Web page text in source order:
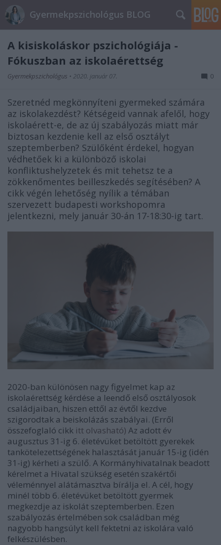
Gyermekpszichológus BLOG
A kisiskoláskor pszichológiája -
Fókuszban az iskolaérettség
Gyermekpszichológus • 2020. január 07. 0
Szeretnéd megkönnyíteni gyermeked számára
az iskolakezdést? Kétségeid vannak afelől, hogy
iskolaérett-e, de az új szabályozás miatt már
biztosan kezdenie kell az első osztályt
szeptemberben? Szülőként érdekel, hogyan
védhetőek ki a különböző iskolai
konfliktushelyzetek és mit tehetsz te a
zökkenőmentes beilleszkedés segítésében? A
cikk végén lehetőség nyílik a témában
szervezett budapesti workshopomra
jelentkezni, mely január 30-án 17-18:30-ig tart.
2020-ban különösen nagy figyelmet kap az
iskolaérettség kérdése a leendő első osztályosok
családjaiban, hiszen ettől az évtől kezdve
szigorodtak a beiskolázás szabályai. (Erről
összefoglaló cikk itt olvasható) Az adott év
augusztus 31-ig 6. életévüket betöltött gyerekek
tankötelezettségének halasztását január 15-ig (idén
31-ig) kérheti a szülő. A Kormányhivatalnak beadott
kérelmet a Hivatal szükség esetén szakértői
véleménnyel alátámasztva bírálja el. A cél, hogy
minél több 6. életévüket betöltött gyermek
megkezdje az iskolát szeptemberben. Ezen
szabályozás értelmében sok családban még
nagyobb hangsúlyt kell fektetni az iskolára való
felkészülésben.